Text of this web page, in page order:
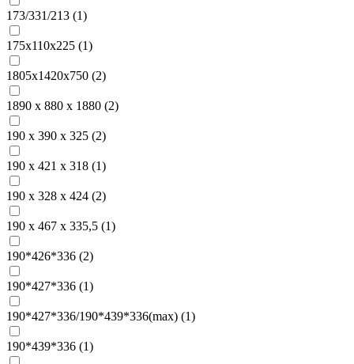
173/331/213 (1)
175х110х225 (1)
1805x1420х750 (2)
1890 х 880 х 1880 (2)
190 x 390 x 325 (2)
190 x 421 х 318 (1)
190 х 328 х 424 (2)
190 х 467 x 335,5 (1)
190*426*336 (2)
190*427*336 (1)
190*427*336/190*439*336(max) (1)
190*439*336 (1)